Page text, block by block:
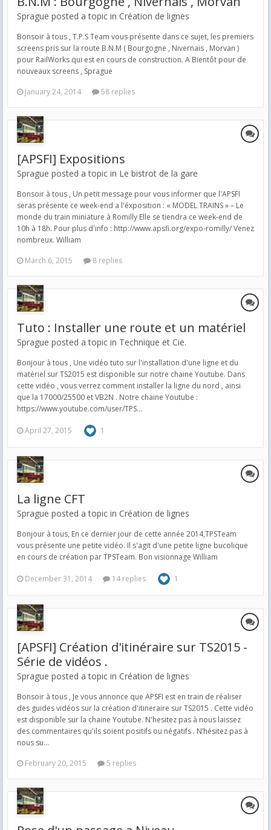
Sprague posted a topic in Création de lignes
Bonsoir à tous , T.P.S Team vous présente dans ce sujet, les premiers
screens pris sur la route B.N.M ( Bourgogne , Nivernais , Morvan )
pour RailWorks qui est en cours de construction. A Bientôt pour de
nouveaux screens , Sprague
January 24, 2014
58 replies
[APSFI] Expositions
Sprague posted a topic in Le bistrot de la gare
Bonsoir à tous , Un petit message pour vous informer que l'APSFI
seras présente ce week-end a l'éxposition : « MODEL TRAINS » – Le
monde du train miniature à Romilly Elle se tiendra ce week-end de
10h à 18h. Pour plus d'info : http://www.apsfi.org/expo-romilly/ Venez
nombreux. William
March 6, 2015
8 replies
Tuto : Installer une route et un matériel
Sprague posted a topic in Technique et Cie.
Bonjour à tous , Une vidéo tuto sur l'installation d'une ligne et du
matériel sur TS2015 est disponible sur notre chaine Youtube. Dans
cette vidéo , vous verrez comment installer la ligne du nord , ainsi
que la 17000/25500 et VB2N . Notre chaine Youtube :
https://www.youtube.com/user/TPS...
April 27, 2015 1
La ligne CFT
Sprague posted a topic in Création de lignes
Bonjour à tous, En ce dernier jour de cette année 2014,TPSTeam
vous présente une petite vidéo. Il s'agit d'une petite ligne bucolique
en cours de création par TPSTeam. Bon visionnage William
December 31, 2014 14 replies 1
[APSFI] Création d'itinéraire sur TS2015 -
Série de vidéos .
Sprague posted a topic in Création de lignes
Bonsoir à tous , Je vous annonce que APSFI est en train de réaliser
des guides vidéos sur la création d'itineraire sur TS2015 . Cette vidéo
est disponible sur la chaine Youtube. N'hesitez pas à nous laissez
des commentaires qu'ils soient positifs ou négatifs . N’hésitez pas à
nous su...
February 20, 2015
5 replies